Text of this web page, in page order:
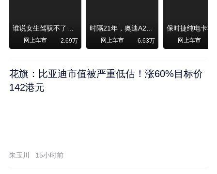
谁说女生驾驭不了大SUV？看我开问界M6驰骋坝上草原！
网上车市 2.69万
时隔21年，奥迪A2强势归来！
网上车市 6.63万 网上车市
花旗：比亚迪市值被严重低估！涨60%目标价
142港元
朱玉川 15小时前